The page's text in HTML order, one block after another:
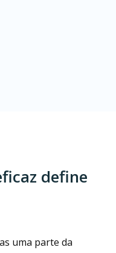
define
uma parte da